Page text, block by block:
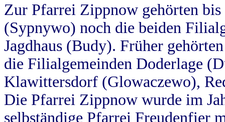
Zur Pfarrei Zippnow gehörten
(Sypnywo) noch die beiden
Jagdhaus (Budy). Früher
die Filialgemeinden Doderlage
Klawittersdorf (Glowaczewo),
Die Pfarrei Zippnow wurde im
selbständige Pfarrei Freudenfier